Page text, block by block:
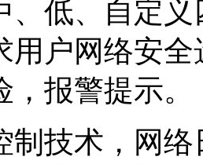
低、自定义
用户网络安
报警提示。
制技术，网